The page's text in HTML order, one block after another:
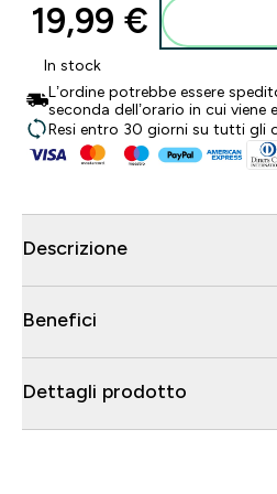
19,99 €‎
In stock
L’ordine potrebbe essere
seconda dell’orario in cui viene
Resi entro 30 giorni su tutti gli
Descrizione
Benefici
Dettagli prodotto